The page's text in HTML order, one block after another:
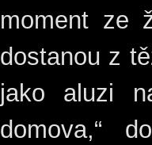
moment ze
dostanou z
jako aluzi
domova,“